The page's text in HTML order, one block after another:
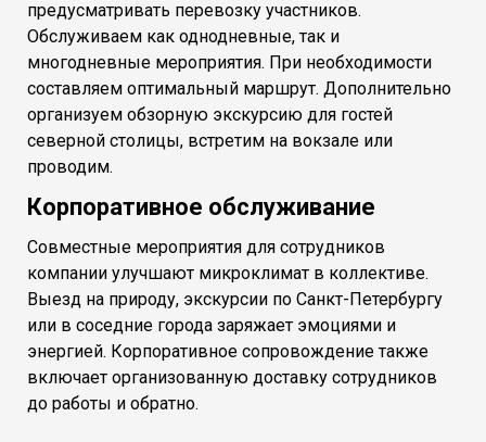
предусматривать перевозку участников.
Обслуживаем как однодневные, так и
многодневные мероприятия. При необходимости
составляем оптимальный маршрут. Дополнительно
организуем обзорную экскурсию для гостей
северной столицы, встретим на вокзале или
проводим.
Корпоративное обслуживание
Совместные мероприятия для сотрудников
компании улучшают микроклимат в коллективе.
Выезд на природу, экскурсии по Санкт-Петербургу
или в соседние города заряжает эмоциями и
энергией. Корпоративное сопровождение также
включает организованную доставку сотрудников
до работы и обратно.